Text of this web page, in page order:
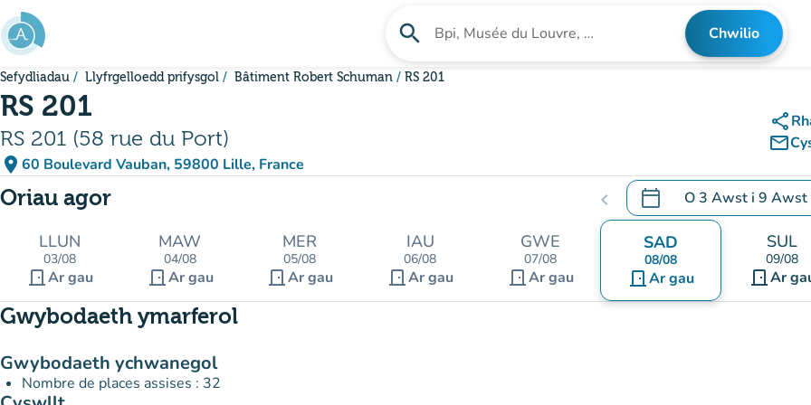
Mynd i'r prif gynnwys
search Chwilio am sefydliad Chwilio
Sefydliadau Llyfrgelloedd prifysgol Bâtiment Robert Schuman RS 201
RS 201
RS 201 (58 rue du Port)
place 60 Boulevard Vauban, 59800 Lille, France
(agor yn Google Maps)
(tab newydd)
share
mail_outline
Oriau agor chevron_left calendar_today O3 Awst i 9 Awst
.Agor y calendr i newid
LLUN
03/08
door_frontAr gau
MAW
04/08
door_front Ar gau
MER
05/08
door_frontAr gau
IAU
06/08
door_front Ar gau
GWE
07/08
door_front Ar gau
SAD
08/08
door_frontAr gau
SUL
09/08
door_front Ar
Gwybodaeth ymarferol
Gwybodaeth ychwanegol
Nombre de places assises : 32